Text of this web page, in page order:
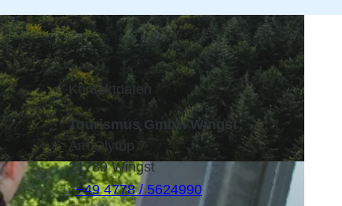
Kontaktdaten
Tourismus GmbH Wingst
Am Olymp 7
21789Wingst
+49 4778 / 5624990